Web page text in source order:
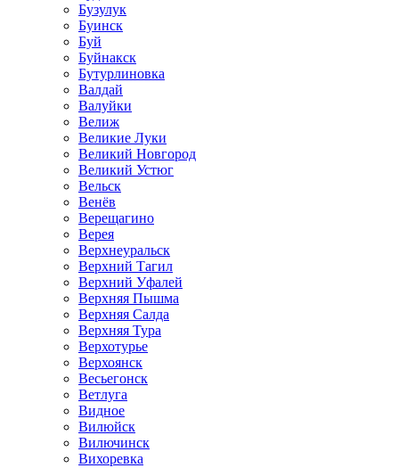
Бузулук
Буинск
Буй
Буйнакск
Бутурлиновка
Валдай
Валуйки
Велиж
Великие Луки
Великий Новгород
Великий Устюг
Вельск
Венёв
Верещагино
Верея
Верхнеуральск
Верхний Тагил
Верхний Уфалей
Верхняя Пышма
Верхняя Салда
Верхняя Тура
Верхотурье
Верхоянск
Весьегонск
Ветлуга
Видное
Вилюйск
Вилючинск
Вихоревка